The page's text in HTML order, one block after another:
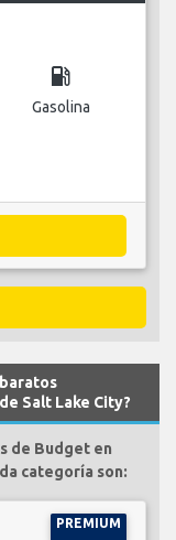
local_gas_station
Gasolina
Salt Lake City?
de Budget en
categoría son:
PREMIUM